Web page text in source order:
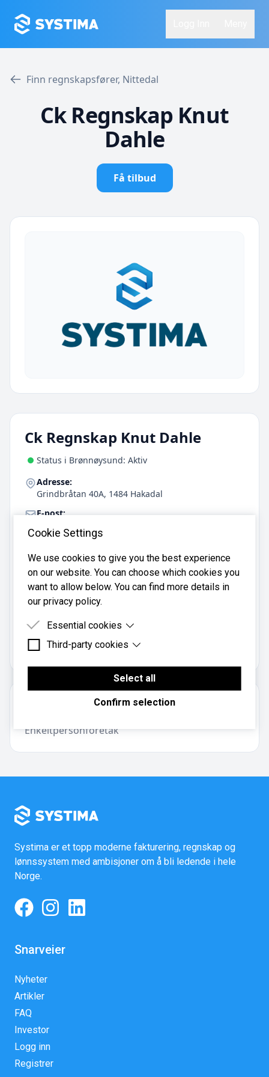
Finn regnskapsfører, Nittedal
Ck Regnskap Knut
Dahle
Få tilbud
Ck Regnskap Knut Dahle
Status i Brønnøysund: Aktiv
Adresse:
Grindbråtan 40A, 1484 Hakadal
E-post:
913 00 502
Mobil:
913 00 502
Ck Regnskap Knut Dahle er registrert i
Brønnøysundregistrene
992855991
Om regnskapsbyrået
Enkeltpersonforetak
Cookie Settings
We use cookies to give you the best experience
on our website. You can choose which cookies you
want to allow below. You can find more details in
our privacy policy.
Essential cookies
Essential cookies are cookies that are needed for
Third-party cookies
Third-party cookies are cookies set by third-party
software to enable features such as Google
Maps.
Select all
Confirm selection
Systima er et topp moderne fakturering, regnskap og
lønnssystem med ambisjoner om å bli ledende i hele
Norge.
Snarveier
Nyheter
Artikler
FAQ
Investor
Logg inn
Registrer